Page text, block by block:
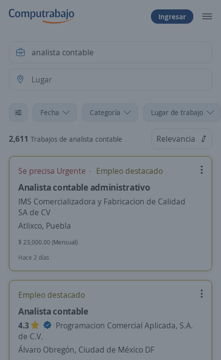
Ingresar
Fecha Categoría Lugar de trabajo
2,611 Trabajos de analista contable Relevancia
Se precisa Urgente Empleo destacado
Analista contable administrativo
IMS Comercializadora y Fabricacion de Calidad
SA de CV
Atlixco, Puebla
$ 23,000.00 (Mensual)
Hace 2 días
Empleo destacado
Analista contable
4.3
Programacion Comercial Aplicada, S.A.
de C.V.
Álvaro Obregón, Ciudad de México DF